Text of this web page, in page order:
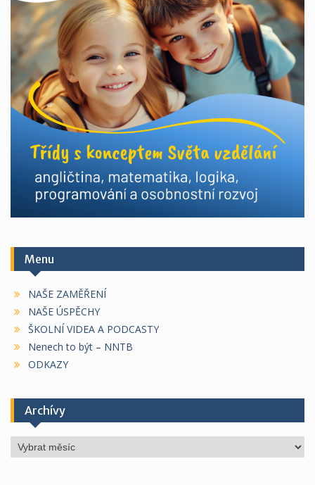
Menu
NAŠE ZAMĚŘENÍ
NAŠE ÚSPĚCHY
ŠKOLNÍ VIDEA A PODCASTY
Nenech to být – NNTB
ODKAZY
Archívy
Archívy